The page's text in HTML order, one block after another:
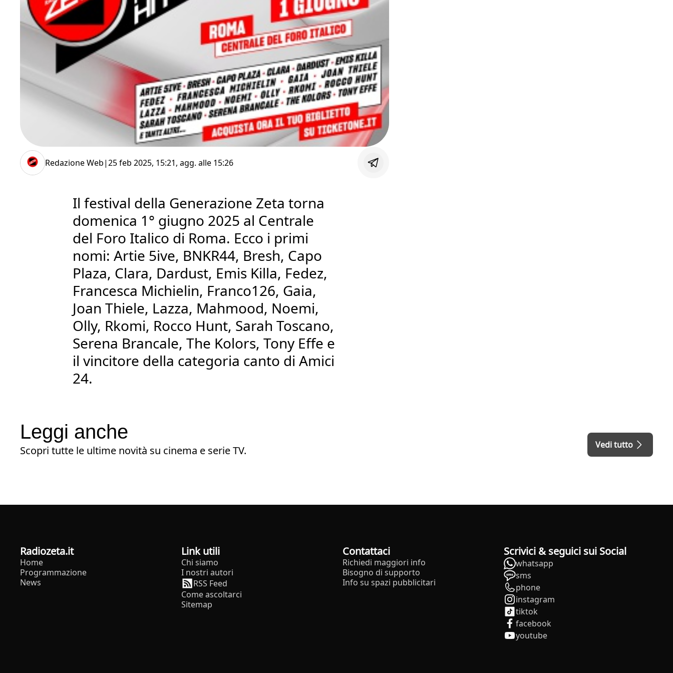
Redazione Web|25 feb 2025, 15:21, agg. alle 15:26
Il festival della Generazione Zeta torna
domenica 1° giugno 2025 al Centrale
del Foro Italico di Roma. Ecco i primi
nomi: Artie 5ive, BNKR44, Bresh, Capo
Plaza, Clara, Dardust, Emis Killa, Fedez,
Francesca Michielin, Franco126, Gaia,
Joan Thiele, Lazza, Mahmood, Noemi,
Olly, Rkomi, Rocco Hunt, Sarah Toscano,
Serena Brancale, The Kolors, Tony Effe e
il vincitore della categoria canto di Amici
24.
Leggi anche
Scopri tutte le ultime novità su cinema e serie TV. Vedi tutto
radiozeta.it
Home
Programmazione
News
Link utili
Chi siamo
I nostri autori
RSS Feed
Come ascoltarci
Sitemap
Contattaci
Richiedi maggiori info
Bisogno di supporto
Info su spazi pubblicitari
Scrivici & seguici sui Social
whatsapp
sms
phone
instagram
tiktok
facebook
youtube